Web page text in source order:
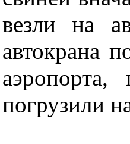
везли на
автокрана
погрузили